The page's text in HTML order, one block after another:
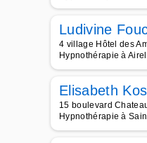
Ludivine
4 village Hôtel des
Hypnothérapie à Airel
Elisabeth
15 boulevard
Hypnothérapie à